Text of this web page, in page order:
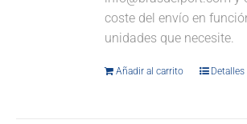
coste del envío en
unidades que necesite.
Añadir al carrito Detalles